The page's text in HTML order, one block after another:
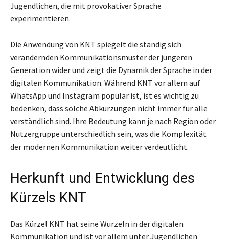
Jugendlichen, die mit provokativer Sprache
experimentieren.
Die Anwendung von KNT spiegelt die ständig sich
verändernden Kommunikationsmuster der jüngeren
Generation wider und zeigt die Dynamik der Sprache in der
digitalen Kommunikation. Während KNT vor allem auf
WhatsApp und Instagram populär ist, ist es wichtig zu
bedenken, dass solche Abkürzungen nicht immer für alle
verständlich sind. Ihre Bedeutung kann je nach Region oder
Nutzergruppe unterschiedlich sein, was die Komplexität
der modernen Kommunikation weiter verdeutlicht.
Herkunft und Entwicklung des
Kürzels KNT
Das Kürzel KNT hat seine Wurzeln in der digitalen
Kommunikation und ist vor allem unter Jugendlichen